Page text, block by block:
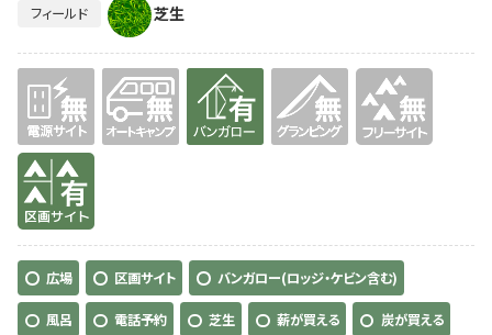
フィールド 芝生
無 無 有り
有り
広場 区画サイト バンガロー(ロッジ・ケビン含む)
風呂 電話予約 芝生 薪が買える 炭が買える